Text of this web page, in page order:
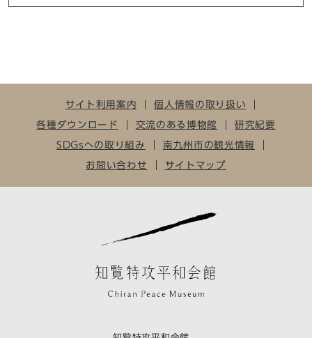
サイト利用案内 個人情報の取り扱い
各種ダウンロード 交流のある博物館 研究紀要
SDGsへの取り組み 南九州市の観光情報
お問い合わせ サイトマップ